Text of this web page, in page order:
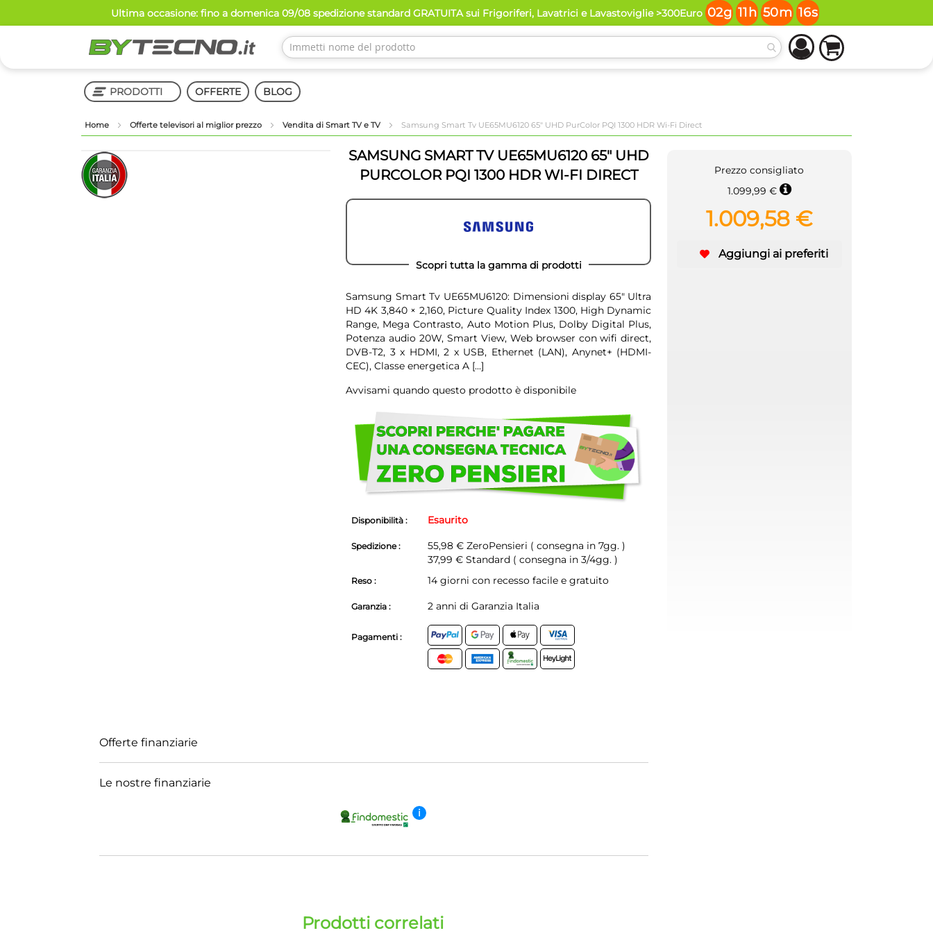
contenuto
Ultima occasione: fino a domenica 09/08 spedizione standard GRATUITA sui Frigoriferi, Lavatrici e Lavastoviglie >300Euro 02g 11 h 50m 16s
PRODOTTI
Shop in Shop
OFFERTE BLOG
Home Offerte televisori al miglior prezzo Vendita di Smart TV e TV Samsung Smart Tv UE65MU6120 65" UHD PurColor PQI 1300 HDR Wi-Fi Direct
Vai
alla
fine
della
Vai
all'inizio
della
galleria
SAMSUNG SMART TV UE65MU6120 65" UHD
PURCOLOR PQI 1300 HDR WI-FI DIRECT
Scopri tutta la gamma di prodotti
Samsung Smart Tv UE65MU6120: Dimensioni display 65" Ultra
HD 4K 3,840 × 2,160, Picture Quality Index 1300, High Dynamic
Range, Mega Contrasto, Auto Motion Plus, Dolby Digital Plus,
Potenza audio 20W, Smart View, Web browser con wifi direct,
DVB-T2, 3 x HDMI, 2 x USB, Ethernet (LAN), Anynet+ (HDMI-
CEC), Classe energetica A [...]
Avvisami quando questo prodotto è disponibile
Scegli
di
non
avere
problemi!
Disponibilità : Esaurito
Spedizione : 55,98 €ZeroPensieri ( consegna in 7gg. )
37,99 € Standard ( consegna in 3/4gg. )
Reso : 14 giorni con recesso facile e gratuito
Garanzia : 2 anni di Garanzia Italia
Pagamenti :
Prezzo consigliato
1.099,99 €
1.009,58 €
Aggiungi ai preferiti
Offerte finanziarie
Le nostre finanziarie
i
Prodotti correlati